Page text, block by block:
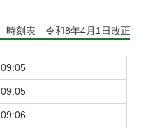
時刻表 令和8年4月1日改正
09:05
09:05
09:06